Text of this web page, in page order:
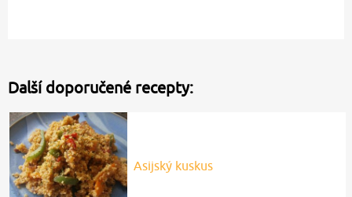
Další doporučené recepty:
Asijský kuskus